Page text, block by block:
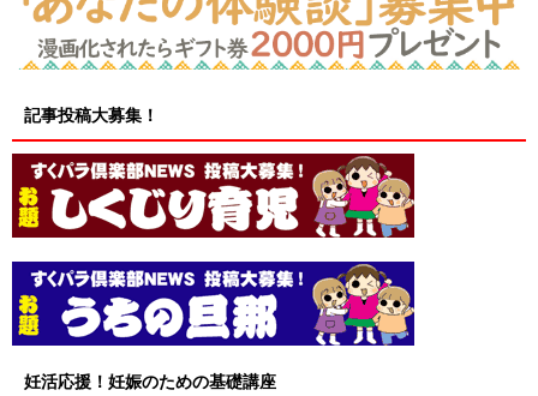
記事投稿大募集！
妊活応援！妊娠のための基礎講座